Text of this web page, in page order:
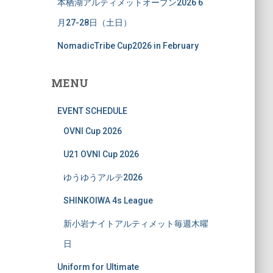
本栖湖アルティメットオープン2026 6
月27-28日（土日）
NomadicTribe Cup2026 in February
MENU
EVENT SCHEDULE
OVNI Cup 2026
U21 OVNI Cup 2026
ゆうゆうアルテ2026
SHINKOIWA 4s League
新小岩ナイトアルティメット毎週木曜
日
Uniform for Ultimate